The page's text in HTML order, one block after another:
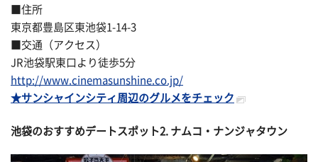
■住所
東京都豊島区東池袋1-14-3
■交通（アクセス）
JR池袋駅東口より徒歩5分
http://www.cinemasunshine.co.jp/
★サンシャインシティ周辺のグルメをチェック
池袋のおすすめデートスポット2. ナムコ・ナンジャタウン